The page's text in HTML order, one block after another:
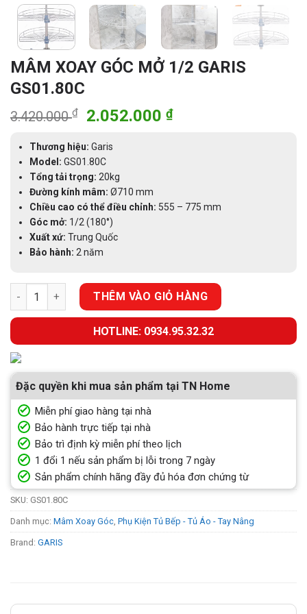
MÂM XOAY GÓC MỞ 1/2 GARIS
GS01.80C
3.420.000₫
Giá
là:
3.420.000 ₫.
2.052.000 ₫Giá
Thương hiệu: Garis
Model:GS01.80C
Tổng tải trọng: 20kg
Đường kính mâm: Ø710 mm
Chiều cao có thể điều chỉnh: 555 – 775 mm
Góc mở: 1/2 (180°)
Xuất xứ:Trung Quốc
Bảo hành: 2 năm
MÂM XOAY GÓC MỞ 1/2 GARIS GS01.80C số lượng
THÊM VÀO GIỎ HÀNG
HOTLINE: 0934.95.32.32
Đặc quyền khi mua sản phẩm tại TN Home
Miễn phí giao hàng tại nhà
Bảo hành trực tiếp tại nhà
Bảo trì định kỳ miễn phí theo lịch
1 đổi 1 nếu sản phẩm bị lỗi trong 7 ngày
Sản phẩm chính hãng đầy đủ hóa đơn chứng từ
SKU: GS01.80C
Danh mục: Mâm Xoay Góc, Phụ Kiện Tủ Bếp - Tủ Áo - Tay Nâng
Brand: GARIS